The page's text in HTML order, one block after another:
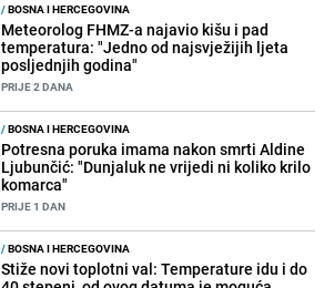
/BOSNA I HERCEGOVINA
Meteorolog FHMZ-a najavio kišu i pad
temperatura: "Jedno od najsvježijih ljeta
posljednjih godina"
PRIJE 2 DANA
/BOSNA I HERCEGOVINA
Potresna poruka imama nakon smrti Aldine
Ljubunčić: "Dunjaluk ne vrijedi ni koliko krilo
komarca"
PRIJE 1 DAN
/BOSNA I HERCEGOVINA
Stiže novi toplotni val: Temperature idu i do